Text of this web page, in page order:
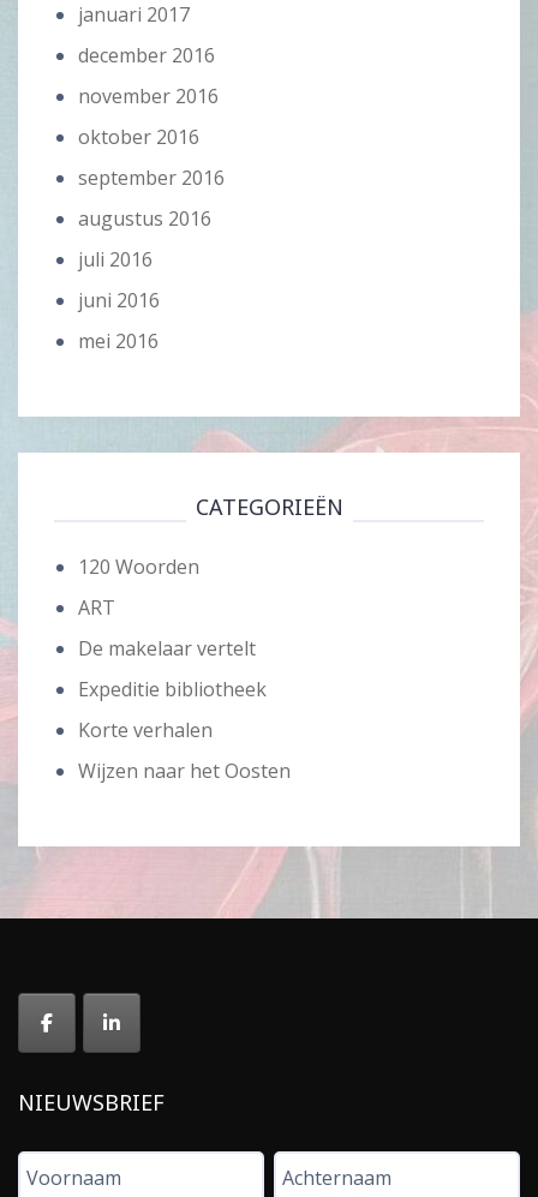
januari 2017
december 2016
november 2016
oktober 2016
september 2016
augustus 2016
juli 2016
juni 2016
mei 2016
CATEGORIEËN
120 Woorden
ART
De makelaar vertelt
Expeditie bibliotheek
Korte verhalen
Wijzen naar het Oosten
NIEUWSBRIEF